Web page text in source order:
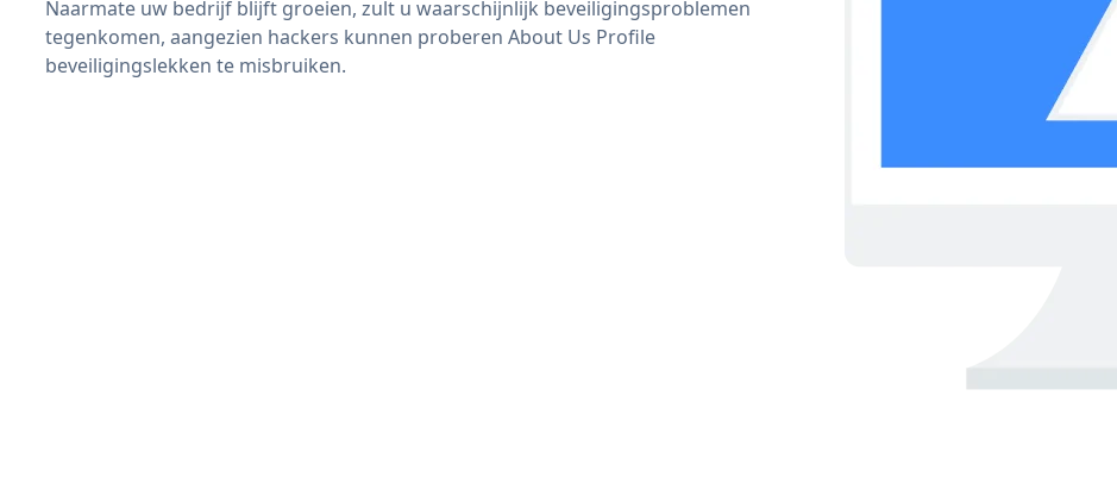
Naarmate uw bedrijf blijft groeien, zult u waarschijnlijk beveiligingsproblemen
tegenkomen, aangezien hackers kunnen proberen About Us Profile
beveiligingslekken te misbruiken.